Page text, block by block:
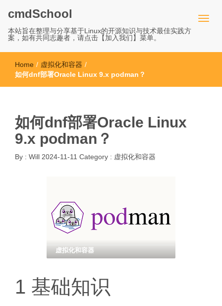
cmdSchool
本站旨在整理与分享基于Linux的开源知识与技术最佳实践方
案，如有共同志趣者，请点击【加入我们】菜单。
Home / 虚拟化和容器 /
如何dnf部署Oracle Linux 9.x podman？
如何dnf部署Oracle Linux
9.x podman？
By : Will 2024-11-11 Category : 虚拟化和容器
虚拟化和容器
1 基础知识